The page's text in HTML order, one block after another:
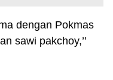
dengan Pokmas
sawi pakchoy,’’